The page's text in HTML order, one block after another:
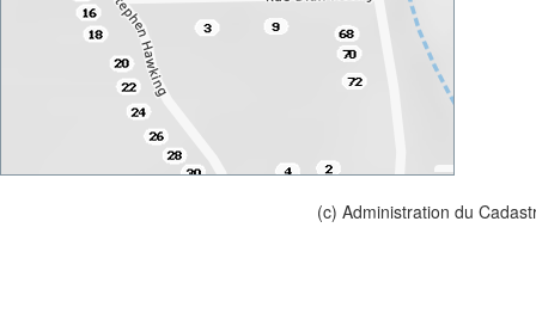
(c) Administration du